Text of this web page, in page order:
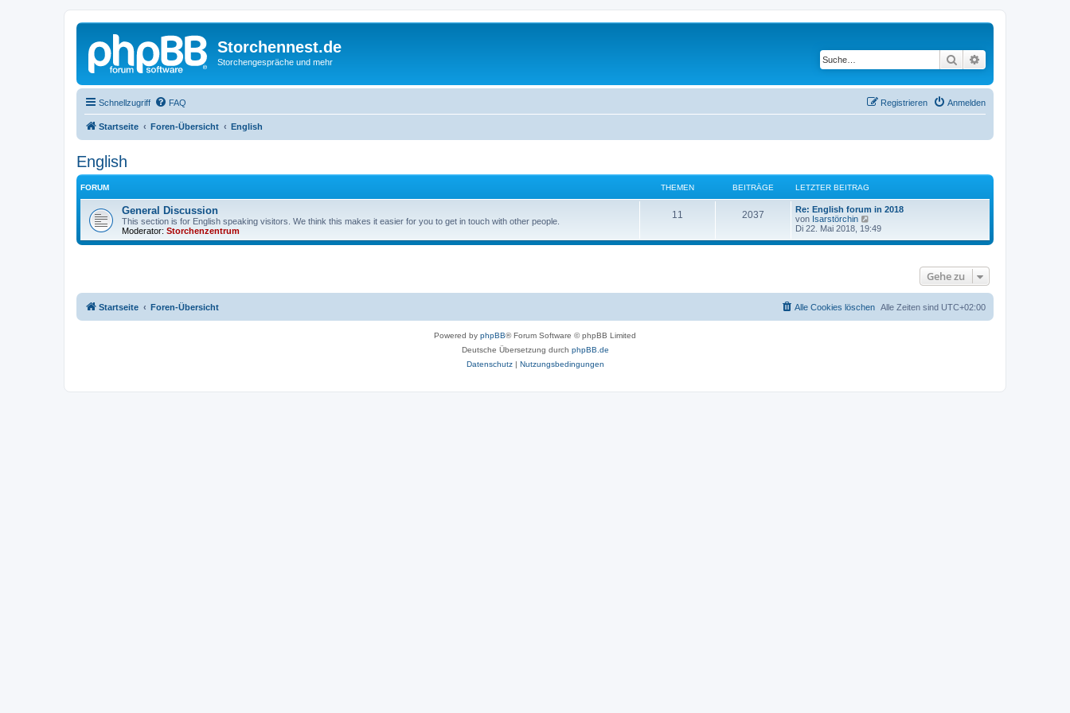
Storchennest.de
Storchengespräche und mehr Suche
Schnellzugriff FAQ Anmelden
Registrieren
Startseite Foren-Übersicht English
English
FORUM THEMEN BEITRÄGE LETZTER BEITRAG
General Discussion
This section is for English speaking visitors. We think this makes it easier for you to get in touch with other people.
Moderator: Storchenzentrum
11 2037
Re: English forum in 2018
von Isarstörchin
e
e
B
e
i
t
Di 22. Mai 2018, 19:49
Gehe zu
Startseite Foren-Übersicht Alle Zeiten sind UTC+02:00
Alle Cookies löschen
Powered by phpBB® Forum Software © phpBB Limited
Deutsche Übersetzung durch phpBB.de
Datenschutz| Nutzungsbedingungen